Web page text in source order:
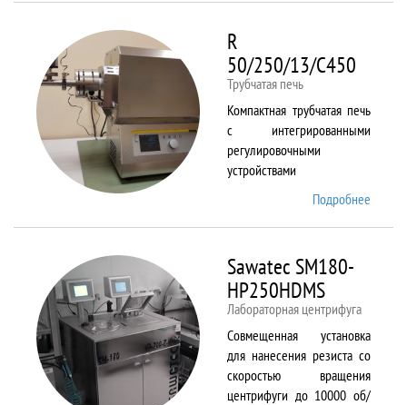
R
50/250/13/C450
Трубчатая печь
Компактная трубчатая печь
с интегрированными
регулировочными
устройствами
Подробнее
Sawatec SM180-
HP250HDMS
Лабораторная центрифуга
Совмещенная установка
для нанесения резиста со
скоростью вращения
центрифуги до 10000 об/